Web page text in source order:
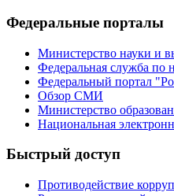
Федеральные порталы
Министерство науки и
Федеральная служба по
Федеральный портал
Обзор СМИ
Министерство
Национальная
Быстрый доступ
Противодействие